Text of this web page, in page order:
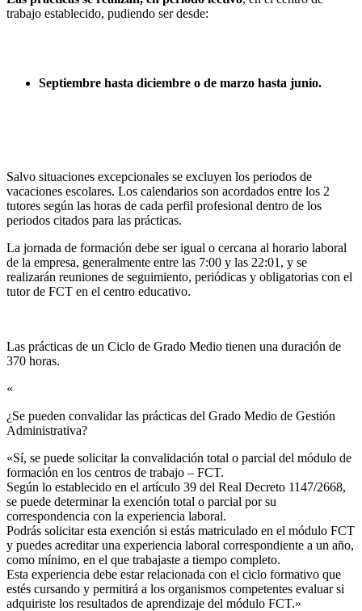
trabajo establecido, pudiendo ser desde:
Septiembre hasta diciembre o de marzo hasta junio.
Salvo situaciones excepcionales se excluyen los periodos de
vacaciones escolares. Los calendarios son acordados entre los 2
tutores según las horas de cada perfil profesional dentro de los
periodos citados para las prácticas.
La jornada de formación debe ser igual o cercana al horario laboral
de la empresa, generalmente entre las 7:00 y las 22:01, y se
realizarán reuniones de seguimiento, periódicas y obligatorias con el
tutor de FCT en el centro educativo.
Las prácticas de un Ciclo de Grado Medio tienen una duración de
370 horas.
«
¿Se pueden convalidar las prácticas del Grado Medio de Gestión
Administrativa?​
«Sí, se puede solicitar la convalidación total o parcial del módulo de
formación en los centros de trabajo – FCT.
Según lo establecido en el artículo 39 del Real Decreto 1147/2668,
se puede determinar la exención total o parcial por su
correspondencia con la experiencia laboral.
Podrás solicitar esta exención si estás matriculado en el módulo FCT
y puedes acreditar una experiencia laboral correspondiente a un año,
como mínimo, en el que trabajaste a tiempo completo.
Esta experiencia debe estar relacionada con el ciclo formativo que
estés cursando y permitirá a los organismos competentes evaluar si
adquiriste los resultados de aprendizaje del módulo FCT.»